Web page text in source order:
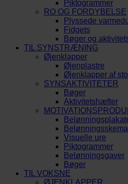
Piktogrammer
RO OG FORDYBELSE
Plyssede
Fidgets
Bøger og
TIL SYNSTRÆNING
Øjenklapper
Øjenplastre
Øjenklapper af
SYNSAKTIVITETER
Bøger
Aktivitetshæfter
Visuelle ure
Piktogrammer
Belønningsgaver
Bøger
TIL VOKSNE
ØJENKLAPPER